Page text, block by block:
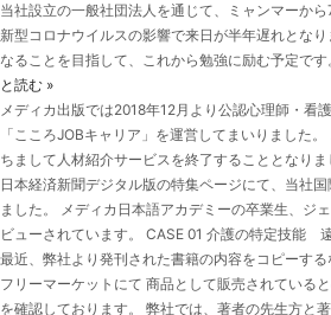
当社設立の一般社団法人を通じて、ミャンマーから
新型コロナウイルスの影響で来日が半年遅れとな
なることを目指して、これから勉強に励む予定で
と読む »
メディカ出版では2018年12月より公認心理師・看
「こころJOBキャリア」を運営してまいりました
ちまして人材紹介サービスを終了することとなり
日本経済新聞デジタル版の特集ページにて、当社
ました。 メディカ日本語アカデミーの卒業生、ジ
ビューされています。 CASE 01 介護の特定技能
最近、弊社より発刊された書籍の内容をコピーす
フリーマーケットにて 商品として販売されている
を確認しております。 弊社では、著者の先生方と